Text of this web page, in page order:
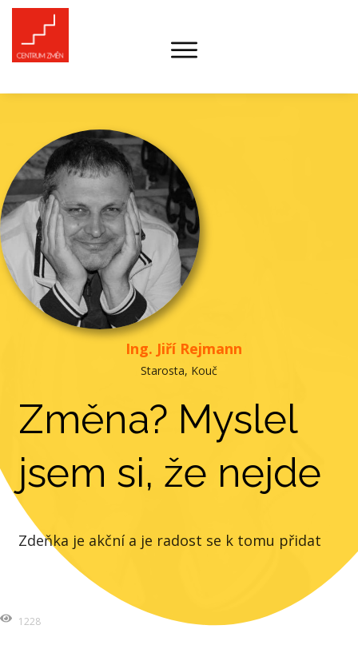
Ing. Jiří Rejmann
Starosta, Kouč
Změna? Myslel
jsem si, že nejde
Zdeňka je akční a je radost se k tomu přidat
1228